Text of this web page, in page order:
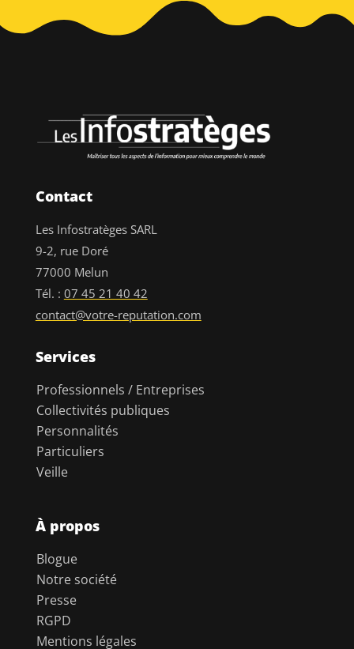
Contact
Les Infostratèges SARL
9-2, rue Doré
77000 Melun
Tél. : 07 45 21 40 42
contact@votre-reputation.com
Services
Professionnels / Entreprises
Collectivités publiques
Personnalités
Particuliers
Veille
À propos
Blogue
Notre société
Presse
RGPD
Mentions légales